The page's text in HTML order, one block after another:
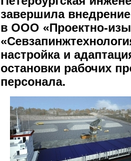
завершила
в ООО «Проектно-
настройка и
остановки рабочих
персонала.